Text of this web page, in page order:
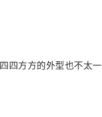
四方方的外型也不太一